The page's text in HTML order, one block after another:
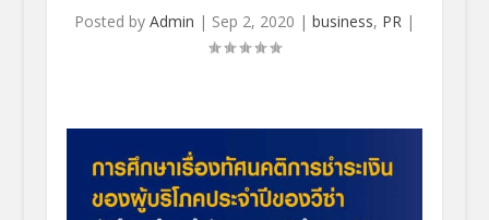
Posted by Admin | Sep 2, 2020 | business, PR|